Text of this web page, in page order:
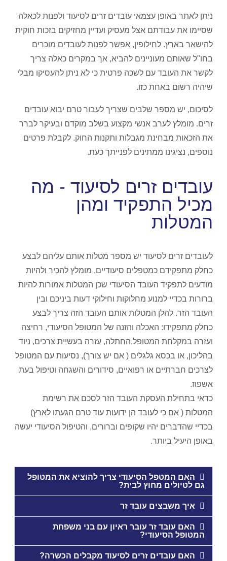
ניתן לאתר באופן עצמאי עובדים זרים לסיעוד ולפנות לכאלה
שסיימו את עבודתם אצל מעסיק ועדיין מחזיקים בזכות חוקית
להישאר בארץ. לחילופין, אפשר לפנות לעובדים מוכרים
בחו"ל שאותם מעוניינים להביא, אך במקרים כאלה צריך
לקשר את העובד עם לשכה פרטית כי לא ניתן להעסיקו מבלי
שיהיה רשום באחת כזו.
לסיכום, יש מספר שלבים שצריך לעבור טרם יבוא עובדים
זרים. מומלץ לערב אנשי מקצוע בשלב מוקדם ובעיקר לברר
את הזכאות מבחינת מגבלות ותקנות החוק. לקבלת פרטים
נוספים, נציגינו ממתינים לפנייתך כעת.
עובדים זרים לסיעוד - מה
מכיל התפקיד ומהן
המטלות
לעובדים זרים לסיעוד יש מספר מטלות אותם עליהם לבצע
כחלק מתפקידם כמטפלים סיעודיים, מומלץ להכיר ולהיות
מודעים לתפקיד העובד הסיעודי שכן המטלות אמורות להיות
ברורות בכדיי למנוע מחלוקות וחילוקי דעות ביניכם ובין
העובד הזר. להלן המטלות אותם העובד הזה צריך לבצע
כחלק מתפקידו: האכלה והזנה של המטופל הסיעודי, רחיצה
ועזרה במקלחת המטופל,החתלה, עזרה בעשיית צרכים, ניוד
בהליכון, או בכסא גלגלים ( אם יש צורך), נסיעות עם המטופל
לצרכים חברתיים או רפואיים, סידורים והשגחה וטיפול בעת
אשפוז.
כדאי בתחילת העסקת העובד הזר לסכם את רשימת
המטלות ( אם כי לעובד הן ידועות עוד טרם הגעתו לארץ)
בכדיי שהדברים יהיו שקופים וברורים, והטיפול הסיעודי יעשה
באופן היעיל ביותר.
האם המטפל הסיעודי צריך להוציא את המטופל
גם לטיולים מחוץ לבית?
איך משבצים עובד זר
האם עובד זר עובר ראיון עם בני משפחת
המטופל הסיעודי?
האם עובדים זרים לסיעוד מקבלים הכשרה?